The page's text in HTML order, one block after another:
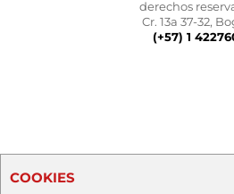
derechos
Cr. 13a 37-32,
(+57) 1
COOKIES